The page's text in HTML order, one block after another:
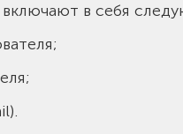
в себя